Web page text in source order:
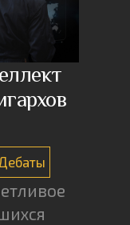
Дебаты